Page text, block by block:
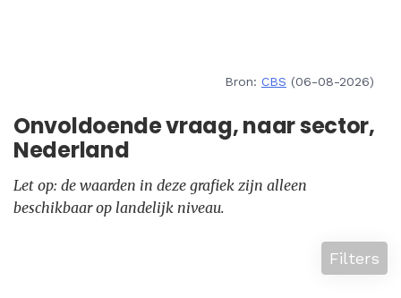
Bron: CBS (06-08-2026)
Onvoldoende vraag, naar sector,
Nederland
Let op: de waarden in deze grafiek zijn alleen
beschikbaar op landelijk niveau.
Filters